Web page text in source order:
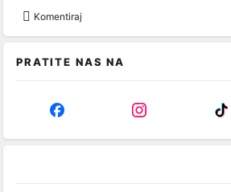
Komentiraj
PRATITE NAS NA